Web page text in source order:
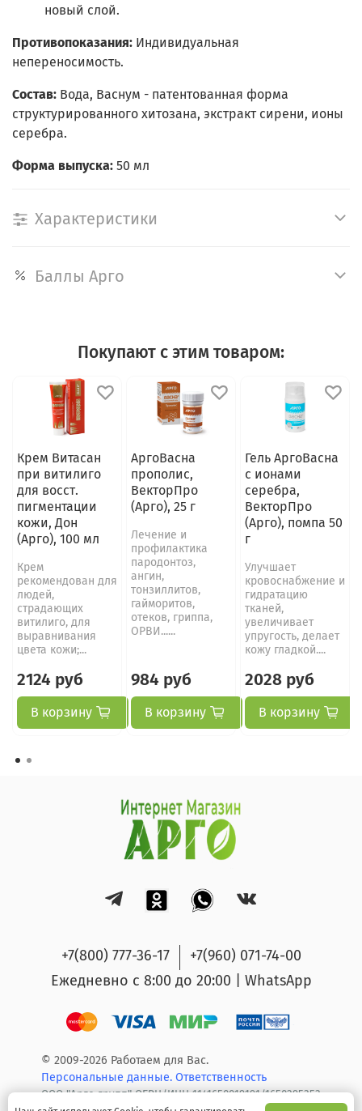
новый слой.
Противопоказания: Индивидуальная
непереносимость.
Состав: Вода, Васнум - патентованная форма
структурированного хитозана, экстракт сирени, ионы
серебра.
Форма выпуска: 50 мл
Характеристики
Баллы Арго
Покупают с этим товаром:
Крем Витасан
при витилиго
для восст.
пигментации
кожи, Дон
(Арго), 100 мл
Крем
рекомендован для
людей,
страдающих
витилиго, для
выравнивания
цвета кожи;...
2124 руб
В корзину
АргоВасна
прополис,
ВекторПро
(Арго), 25 г
Лечение и
профилактика
пародонтоз,
ангин,
тонзиллитов,
гайморитов,
отеков, гриппа,
ОРВИ......
984 руб
В корзину
Гель АргоВасна
с ионами
серебра,
ВекторПро
(Арго), помпа 50
г
Улучшает
кровоснабжение и
гидратацию
тканей,
увеличивает
упругость, делает
кожу гладкой....
2028 руб
В корзину
+7(800) 777-36-17
+7(960) 071-74-00
Ежедневно с 8:00 до 20:00 | WhatsApp
© 2009-2026 Работаем для Вас.
Персональные данные. Ответственность
ООО "Арго групп" ОГРН/ИНН 1141650019191/1650295353